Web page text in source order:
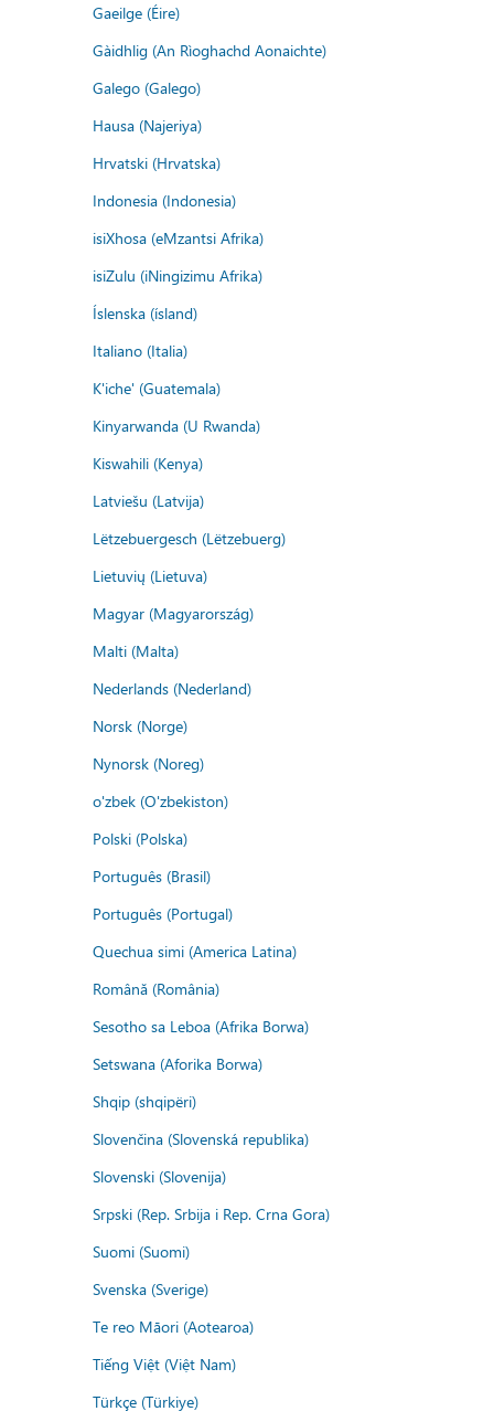
Gaeilge (Éire)
Gàidhlig (An Rìoghachd Aonaichte)
Galego (Galego)
Hausa (Najeriya)
Hrvatski (Hrvatska)
Indonesia (Indonesia)
isiXhosa (eMzantsi Afrika)
isiZulu (iNingizimu Afrika)
Íslenska (ísland)
Italiano (Italia)
K'iche' (Guatemala)
Kinyarwanda (U Rwanda)
Kiswahili (Kenya)
Latviešu (Latvija)
Lëtzebuergesch (Lëtzebuerg)
Lietuvių (Lietuva)
Magyar (Magyarország)
Malti (Malta)
Nederlands (Nederland)
Norsk (Norge)
Nynorsk (Noreg)
o'zbek (O'zbekiston)
Polski (Polska)
Português (Brasil)
Português (Portugal)
Quechua simi (America Latina)
Română (România)
Sesotho sa Leboa (Afrika Borwa)
Setswana (Aforika Borwa)
Shqip (shqipëri)
Slovenčina (Slovenská republika)
Slovenski (Slovenija)
Srpski (Rep. Srbija i Rep. Crna Gora)
Suomi (Suomi)
Svenska (Sverige)
Te reo Māori (Aotearoa)
Tiếng Việt (Việt Nam)
Türkçe (Türkiye)